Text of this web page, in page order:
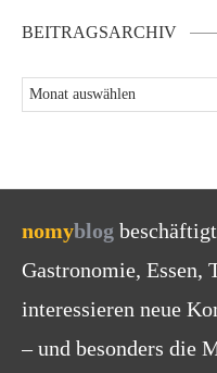
BEITRAGSARCHIV
nomyblog
Gastronomie, Essen,
interessieren neue
– und besonders die